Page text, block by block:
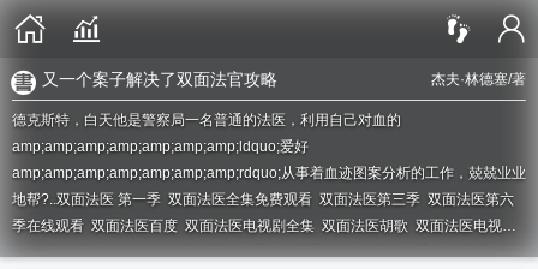
杰夫·林德塞/著
又一个案子解决了双面法官攻略
德克斯特，白天他是警察局一名普通的法医，利用自己对血的
amp;amp;amp;amp;amp;amp;amp;ldquo;爱好
amp;amp;amp;amp;amp;amp;amp;rdquo;从事着血迹图案分析的工作，兢兢业业
地帮?..双面法医 第一季 双面法医全集免费观看 双面法医第三季 双面法医第六
季在线观看 双面法医百度 双面法医电视剧全集 双面法医胡歌 双面法医电视
剧双面法医2在线阅读双面法医第一季在线观看嗜血法医第一季在线观看双面